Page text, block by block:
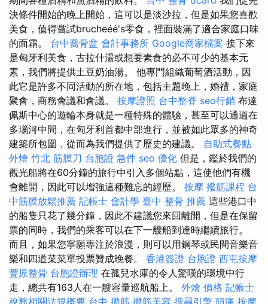
決條件開始的晚上開始，這可以是淡沙拉，但是如果您喜歡
美食，值得嘗試b​​rucheéé's零食，裡面裝滿了適合家庭口味
的面霜。 台中喬骨盆 會計事務所 Google商家檔案 接下來
是匈牙利美食，古拉什湯或想要素食的必不可少的基本元
素，我們將提供土豆奶油湯。 他專門組織葡萄酒活動，因
此它是許多不同活動的所在地，包括主題晚上，婚禮，家庭
聚會，商務會議和會議。 按摩證照 台中整脊 seo行銷 布達
佩斯中心的遊輪本身就是一種特殊的體驗，甚至可以通過在
多瑙河中間，在匈牙利首都中部進行，並被如此眾多的神奇
建築所包圍，從而為我們提供了歷史的建議。 自助式餐點
外燴 竹北 筋膜刀 台胞證 急件 seo 優化 但是，鑑於我們的
觀光船將在60分鐘的旅行中引入多個站點，這使他們有機
會離開，因此可以增強這種難忘的經歷。 按摩 撥筋課程 台
中筋膜放鬆推薦 記帳士 會計學 臺中 整骨 推薦 這些港口中
的船隻只花了幾分鐘，因此不建議您來回離開，但是在保留
票的同時，我們的乘客可以在下一艘船到達時繼續旅行。
而且，如果您寧願專注於浪漫，則可以用鋼琴或民間音樂音
樂和四道菜菜單投票贊成晚餐。 香港簽證 台胞證 西屯按摩
豐原整骨 台胞證辦理 在孤兒水庫的令人驚嘆的環境中行
走，總共有163人在一艘容量巡航船上。 外燴 價格 記帳士
稅務相關法規概要 台中 撥筋 撥筋美容 搜尋引擎 頭痛 按摩